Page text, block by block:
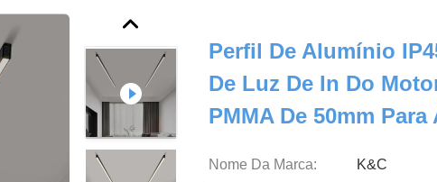
Perfil De Alumínio
De Luz De In Do
PMMA De 50mm
Nome Da Marca: K&C